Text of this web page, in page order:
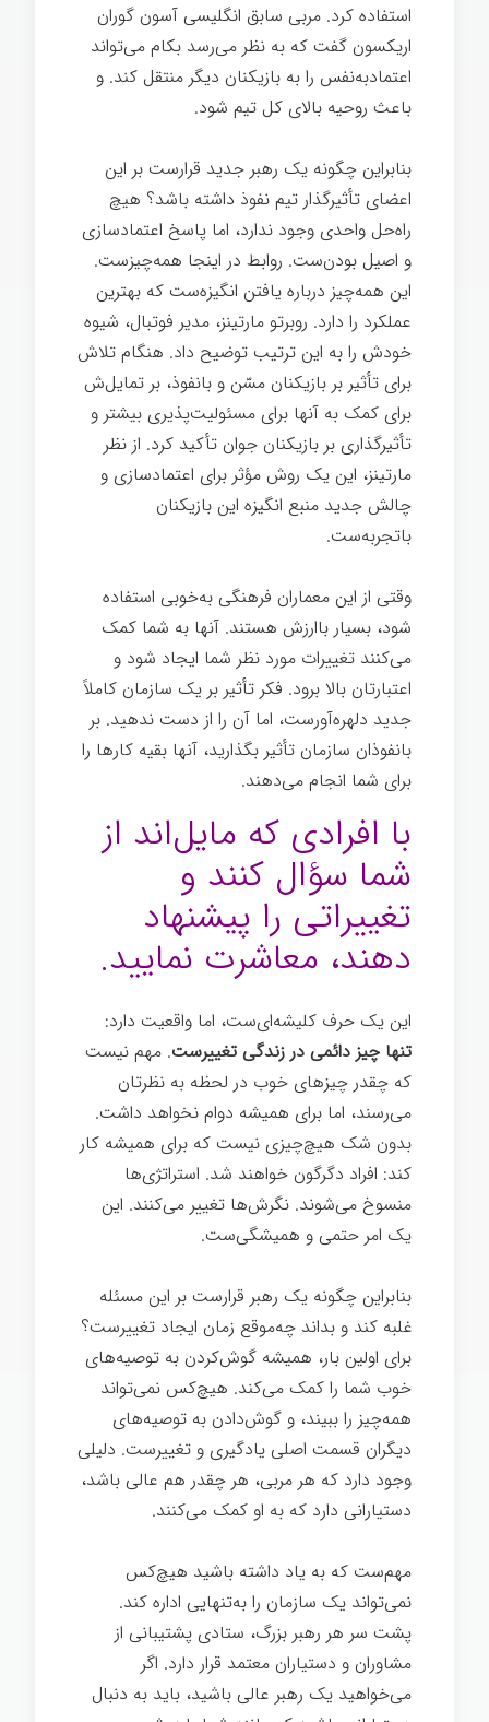
استفاده کرد. مربی سابق انگلیسی آسون گوران
اریکسون گفت که به نظر می‌رسد بکام می‌تواند
اعتماد‌به‌نفس را به بازیکنان دیگر منتقل کند. و
باعث روحیه بالای کل تیم شود.
بنابراین چگونه یک رهبر جدید قرارست بر این
اعضای تأثیرگذار تیم نفوذ داشته باشد؟ هیچ
راه‌حل واحدی وجود ندارد، اما پاسخ اعتمادسازی
و اصیل بودن‌ست. روابط در اینجا همه‌چیزست.
این همه‌چیز درباره یافتن انگیزه‌ست که بهترین
عملکرد را دارد. روبرتو مارتینز، مدیر فوتبال، شیوه
خودش را به این ترتیب توضیح داد. هنگام تلاش
برای تأثیر بر بازیکنان مسّن و بانفوذ، بر تمایل‌ش
برای کمک به آنها برای مسئولیت‌پذیری بیشتر و
تأثیرگذاری بر بازیکنان جوان تأکید کرد. از نظر
مارتینز، این یک روش مؤثر برای اعتمادسازی و
چالش جدید منبع انگیزه این بازیکنان
باتجربه‌ست.
وقتی از این معماران فرهنگی به‌خوبی استفاده
شود، بسیار باارزش هستند. آنها به شما کمک
می‌کنند تغییرات مورد نظر شما ایجاد شود و
اعتبارتان بالا برود. فکر تأثیر بر یک سازمان کاملاً
جدید دلهره‌آورست، اما آن را از دست ندهید. بر
بانفوذان سازمان تأثیر بگذارید، آنها بقیه کارها را
برای شما انجام می‌دهند.
با افرادی که مایل‌اند از
شما سؤال کنند و
تغییراتی را پیشنهاد
دهند، معاشرت نمایید.
این یک حرف کلیشه‌ای‌ست، اما واقعیت دارد:
تنها چیز دائمی در زندگی تغییرست. مهم نیست
که چقدر چیزهای خوب در لحظه به نظرتان
می‌رسند، اما برای همیشه دوام نخواهد داشت.
بدون شک هیچ‌چیزی نیست که برای همیشه کار
کند: افراد دگرگون خواهند شد. استراتژی‌ها
منسوخ می‌شوند. نگرش‌ها تغییر می‌کنند. این
یک امر حتمی و همیشگی‌ست.
بنابراین چگونه یک رهبر قرارست بر این مسئله
غلبه کند و بداند چه‌موقع زمان ایجاد تغییرست؟
برای اولین بار، همیشه گوش‌کردن به توصیه‌های
خوب شما را کمک می‌کند. هیچ‌کس نمی‌تواند
همه‌چیز را ببیند، و گوش‌دادن به توصیه‌های
دیگران قسمت اصلی یادگیری و تغییرست. دلیلی
وجود دارد که هر مربی، هر چقدر هم عالی باشد،
دستیارانی دارد که به او کمک می‌کنند.
مهم‌ست که به یاد داشته باشید هیچ‌کس
نمی‌تواند یک سازمان را به‌تنهایی اداره کند.
پشت سر هر رهبر بزرگ، ستادی پشتیبانی از
مشاوران و دستیاران معتمد قرار دارد. اگر
می‌خواهید یک رهبر عالی باشید، باید به دنبال